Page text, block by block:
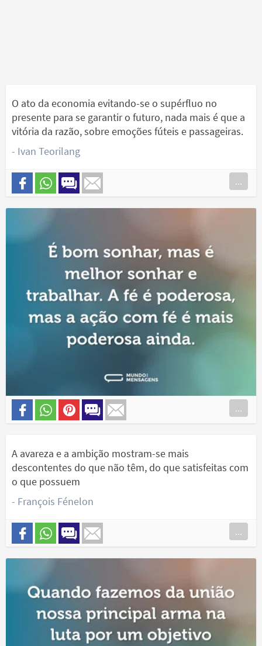
O ato da economia evitando-se o supérfluo no
presente para se garantir o futuro, nada mais é que a
vitória da razão, sobre emoções fúteis e passageiras.
- Ivan Teorilang
...
...
A avareza e a ambição mostram-se mais
descontentes do que não têm, do que satisfeitas com
o que possuem
- François Fénelon
...